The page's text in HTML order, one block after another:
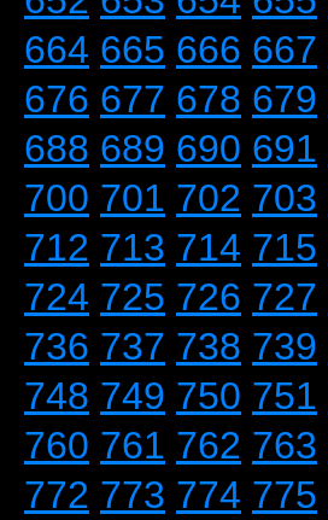
664 665 666 667
676 677 678 679
688 689 690 691
700 701 702 703
712 713 714 715
724 725 726 727
736 737 738 739
748 749 750 751
760 761 762 763
772 773 774 775